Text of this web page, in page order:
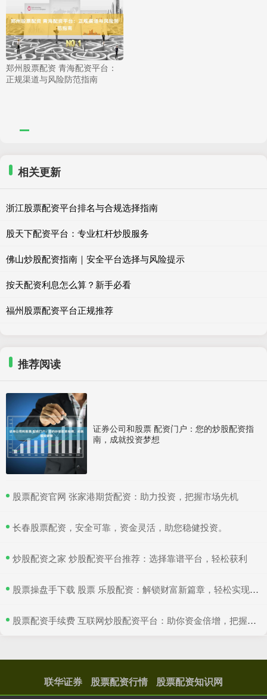
郑州股票配资 青海配资平台：
正规渠道与风险防范指南
相关更新
浙江股票配资平台排名与合规选择指南
股天下配资平台：专业杠杆炒股服务
佛山炒股配资指南｜安全平台选择与风险提示
按天配资利息怎么算？新手必看
福州股票配资平台正规推荐
推荐阅读
证券公司和股票 配资门户：您的炒股配资指
南，成就投资梦想
​股票配资官网 张家港期货配资：助力投资，把握市场先机
​长春股票配资，安全可靠，资金灵活，助您稳健投资。
​炒股配资之家 炒股配资平台推荐：选择靠谱平台，轻松获利
​股票操盘手下载 股票 乐股配资：解锁财富新篇章，轻松实现投资梦想
​股票配资手续费 互联网炒股配资平台：助你资金倍增，把握投资良机
联华证券 股票配资行情 股票配资知识网